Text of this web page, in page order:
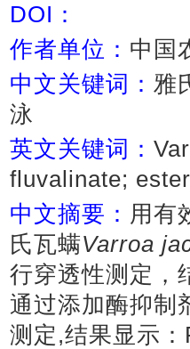
DOI：
作者单位： 中国
中文关键词： 雅
泳
英文关键词：
fluvalinate;
中文摘要： 用有
氏瓦螨Varroa
行穿透性测定，
通过添加酶抑制
测定,结果显示